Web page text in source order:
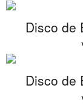
Disco de
Disco de